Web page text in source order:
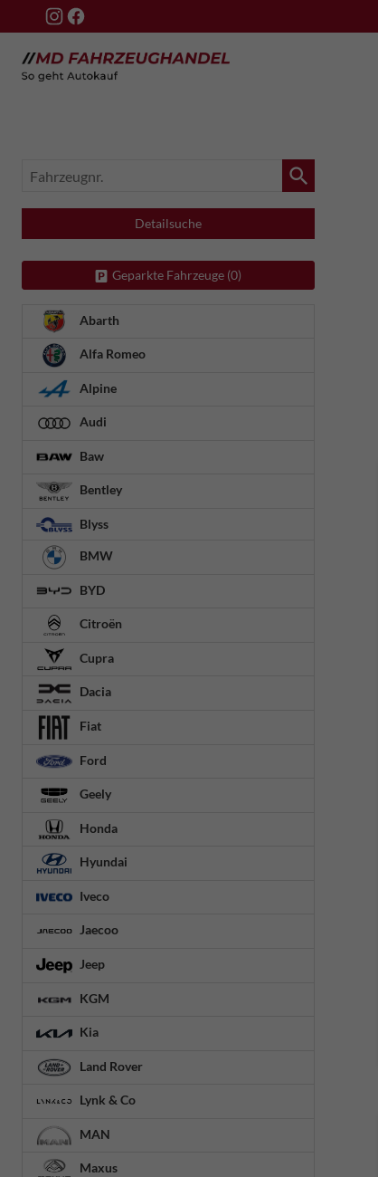
Fahrzeugnr.
Detailsuche
Geparkte Fahrzeuge (0)
Abarth
Alfa Romeo
Alpine
Audi
Baw
Bentley
Blyss
BMW
BYD
Citroën
Cupra
Dacia
Fiat
Ford
Geely
Honda
Hyundai
Iveco
Jaecoo
Jeep
KGM
Kia
Land Rover
Lynk & Co
MAN
Maxus